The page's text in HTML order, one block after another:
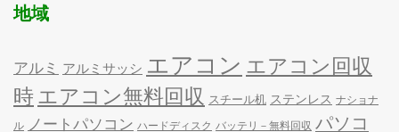
地域
アルミ アルミサッシ エアコン エアコン回収
時エアコン無料回収 スチール机 ステンレス ナショナ
ル ノートパソコン ハードディスク バッテリ－無料回収 パソコ